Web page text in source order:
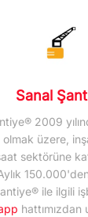
Sanal
2009
olmak üzere,
sektörüne
ile ilgili
hattımızdan